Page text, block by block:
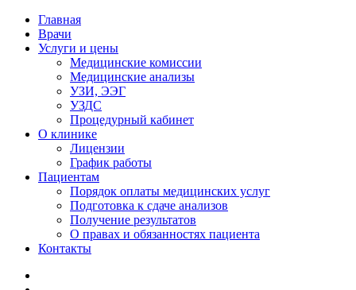
Главная
Врачи
Услуги и цены
Медицинские комиссии
Медицинские анализы
УЗИ, ЭЭГ
УЗДС
Процедурный кабинет
О клинике
Лицензии
График работы
Пациентам
Порядок оплаты медицинских услуг
Подготовка к сдаче анализов
Получение результатов
О правах и обязанностях пациента
Контакты